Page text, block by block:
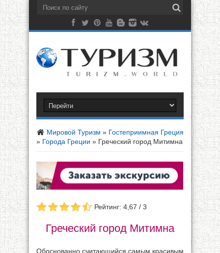
Мировой Туризм » Гостеприимная Греция
» Города Греции » Греческий город Митимна
Рейтинг: 4,67 / 3
Греческий город Митимна
Обоснованно считающийся самым красивым